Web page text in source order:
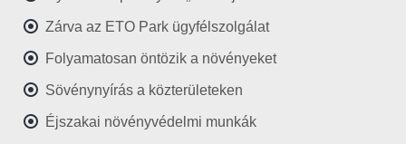
Zárva az ETO Park ügyfélszolgálat
Folyamatosan öntözik a növényeket
Sövénynyírás a közterületeken
Éjszakai növényvédelmi munkák